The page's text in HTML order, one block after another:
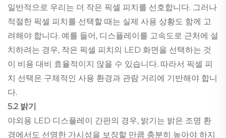
일반적으로 우리는 더 작은 픽셀 피치를 선호합니다. 그러나
적절한 픽셀 피치를 선택할 때는 실제 사용 상황도 함께 고
려해야 합니다. 예를 들어, 디스플레이를 고속도로 근처에 설
치하려는 경우, 작은 픽셀 피치의 LED 화면을 선택하는 것
이 비용 대비 효율적이지 않을 수 있습니다. 따라서 픽셀 피
치 선택은 구체적인 사용 환경과 관람 거리에 기반해야 합니
다.
5.2 밝기
야외용 LED 디스플레이 간판의 경우, 밝기는 밝은 조명 환
경에서도 선명한 가시성을 보장할 만큼 충분히 높아야 하지